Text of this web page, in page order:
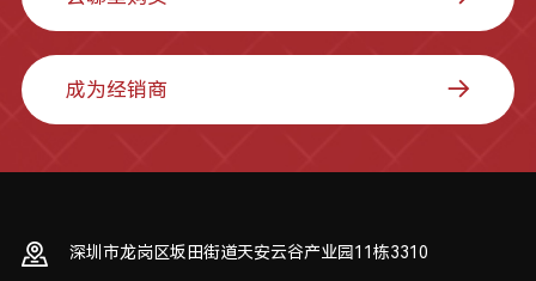
成为经销商
深圳市龙岗区坂田街道天安云谷产业园11栋3310